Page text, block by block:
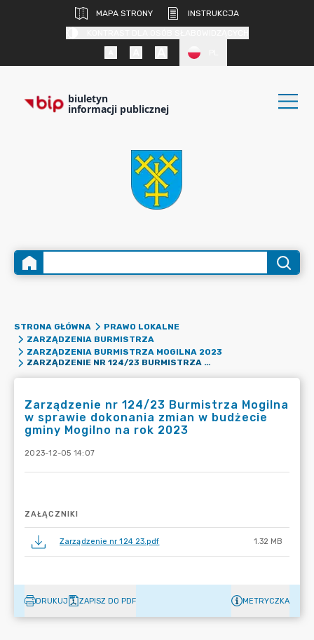
MAPA STRONY
INSTRUKCJA
biuletyn
informacji publicznej
STRONA GŁÓWNA
PRAWO LOKALNE
ZARZĄDZENIA BURMISTRZA
ZARZĄDZENIA BURMISTRZA MOGILNA 2023
ZARZĄDZENIE NR 124/23 BURMISTRZA MOGILNA W SPRAWIE DOKONANIA ZMIAN W BUDŻECIE GMINY MOGILNO NA ROK 2023
Zarządzenie nr 124/23 Burmistrza Mogilna
w sprawie dokonania zmian w budżecie
gminy Mogilno na rok 2023
2023-12-05 14:07
ZAŁĄCZNIKI
Zarządzenie nr 124 23.pdf 1.32 MB
DRUKUJ ZAPISZ DO PDF METRYCZKA